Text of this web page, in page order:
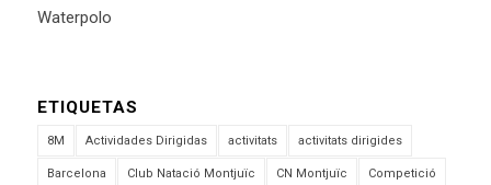
Waterpolo
ETIQUETAS
8M Actividades Dirigidas activitats activitats dirigides
Barcelona Club Natació Montjuïc CN Montjuïc Competició